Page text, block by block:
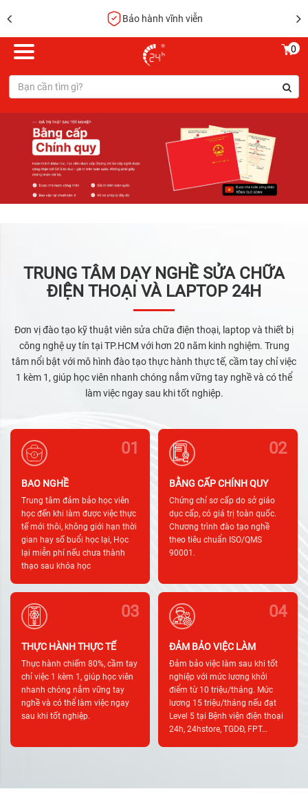
Mượn điện thoại miễn phí
0
TRUNG TÂM DẠY NGHỀ SỬA CHỮA
ĐIỆN THOẠI VÀ LAPTOP 24H
Đơn vị đào tạo kỹ thuật viên sửa chữa điện thoại, laptop và thiết bị
công nghệ uy tín tại TP.HCM với hơn 20 năm kinh nghiệm. Trung
tâm nổi bật với mô hình đào tạo thực hành thực tế, cầm tay chỉ việc
1 kèm 1, giúp học viên nhanh chóng nắm vững tay nghề và có thể
làm việc ngay sau khi tốt nghiệp.
01
BAO NGHỀ
Trung tâm đảm bảo học viên
học đến khi làm được việc thực
tế mới thôi, không giới hạn thời
gian hay số buổi học lại, Học
lại miễn phí nếu chưa thành
thạo sau khóa học
02
BẰNG CẤP CHÍNH QUY
Chứng chỉ sơ cấp do sở giáo
dục cấp, có giá trị toàn quốc.
Chương trình đào tạo nghề
theo tiêu chuẩn ISO/QMS
90001.
03
THỰC HÀNH THỰC TẾ
Thực hành chiếm 80%, cầm tay
chỉ việc 1 kèm 1, giúp học viên
nhanh chóng nắm vững tay
nghề và có thể làm việc ngay
sau khi tốt nghiệp.
04
ĐẢM BẢO VIỆC LÀM
Đảm bảo việc làm sau khi tốt
nghiệp với mức lương khởi
điểm từ 10 triệu/tháng. Mức
lương 15 triệu/tháng nếu đạt
Level 5 tại Bệnh viện điện thoại
24h, 24hstore, TGDĐ, FPT…